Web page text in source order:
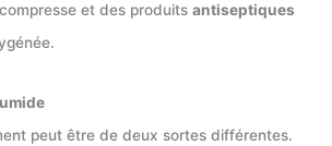
et des produits antiseptiques
peut être de deux sortes différentes.